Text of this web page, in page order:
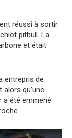
réussi à sortir.
pitbull. La
et était
entrepris de
alors qu’une
a été emmené